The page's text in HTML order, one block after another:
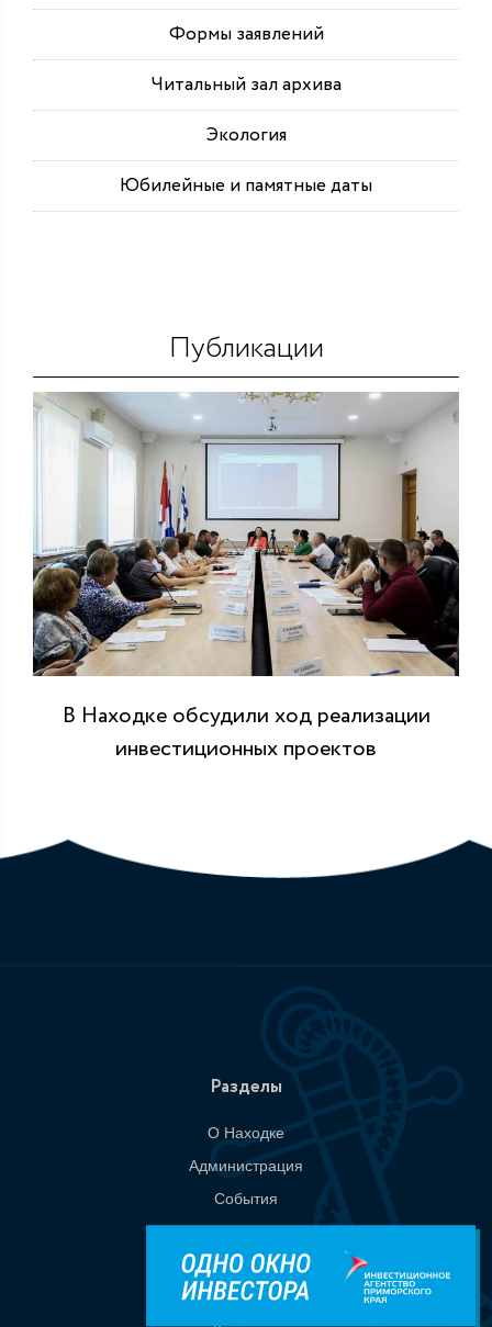
Формы заявлений
Читальный зал архива
Экология
Юбилейные и памятные даты
Публикации
В Находке обсудили ход реализации
инвестиционных проектов
Разделы
О Находке
Администрация
События
Документы
Национальные проекты
Приемная